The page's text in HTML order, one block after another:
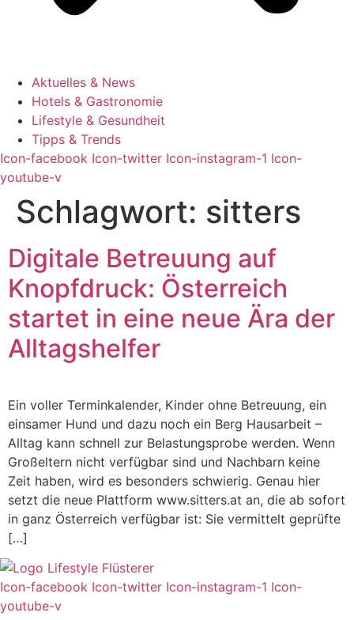
Aktuelles & News
Hotels & Gastronomie
Lifestyle & Gesundheit
Tipps & Trends
Icon-facebook Icon-twitter Icon-instagram-1 Icon-
youtube-v
Schlagwort: sitters
Digitale Betreuung auf
Knopfdruck: Österreich
startet in eine neue Ära der
Alltagshelfer
Ein voller Terminkalender, Kinder ohne Betreuung, ein
einsamer Hund und dazu noch ein Berg Hausarbeit –
Alltag kann schnell zur Belastungsprobe werden. Wenn
Großeltern nicht verfügbar sind und Nachbarn keine
Zeit haben, wird es besonders schwierig. Genau hier
setzt die neue Plattform www.sitters.at an, die ab sofort
in ganz Österreich verfügbar ist: Sie vermittelt geprüfte
[…]
Icon-facebook Icon-twitter Icon-instagram-1 Icon-
youtube-v